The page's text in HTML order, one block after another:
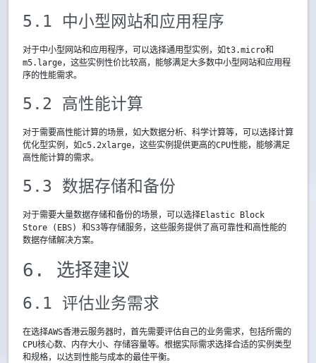
5.1 中小型网站和应用程序
对于中小型网站和应用程序，可以选择通用型实例，如t3.micro和
m5.large，这些实例性价比较高，能够满足大多数中小型网站和应用程
序的性能需求。
5.2 高性能计算
对于需要高性能计算的场景，如大数据分析、科学计算等，可以选择计算
优化型实例，如c5.2xlarge，这些实例提供更高的CPU性能，能够满足
高性能计算的需求。
5.3 数据存储和备份
对于需要大量数据存储和备份的场景，可以选择Elastic Block
Store (EBS) 和S3等存储服务，这些服务提供了高可靠性和高性能的
数据存储解决方案。
6. 选择建议
6.1 评估业务需求
在选择AWS香港云服务器时，首先需要评估自己的业务需求，包括所需的
CPU核心数、内存大小、存储容量等。根据实际需求选择合适的实例类型
和规格，以达到性能与成本的最佳平衡。